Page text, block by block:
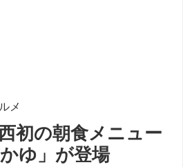
メ
初の朝食メニュー
ゆ」が登場